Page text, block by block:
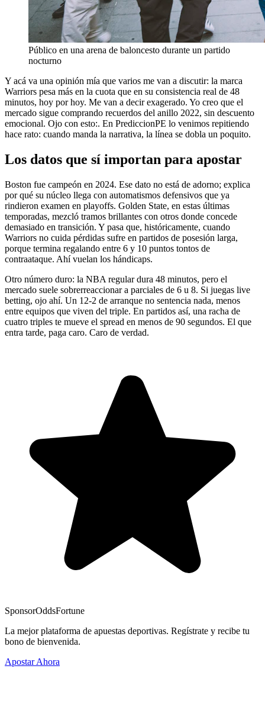
Público en una arena de baloncesto durante un partido
nocturno
Y acá va una opinión mía que varios me van a discutir: la marca
Warriors pesa más en la cuota que en su consistencia real de 48
minutos, hoy por hoy. Me van a decir exagerado. Yo creo que el
mercado sigue comprando recuerdos del anillo 2022, sin descuento
emocional. Ojo con esto:. En PrediccionPE lo venimos repitiendo
hace rato: cuando manda la narrativa, la línea se dobla un poquito.
Los datos que sí importan para apostar
Boston fue campeón en 2024. Ese dato no está de adorno; explica
por qué su núcleo llega con automatismos defensivos que ya
rindieron examen en playoffs. Golden State, en estas últimas
temporadas, mezcló tramos brillantes con otros donde concede
demasiado en transición. Y pasa que, históricamente, cuando
Warriors no cuida pérdidas sufre en partidos de posesión larga,
porque termina regalando entre 6 y 10 puntos tontos de
contraataque. Ahí vuelan los hándicaps.
Otro número duro: la NBA regular dura 48 minutos, pero el
mercado suele sobrerreaccionar a parciales de 6 u 8. Si juegas live
betting, ojo ahí. Un 12-2 de arranque no sentencia nada, menos
entre equipos que viven del triple. En partidos así, una racha de
cuatro triples te mueve el spread en menos de 90 segundos. El que
entra tarde, paga caro. Caro de verdad.
SponsorOddsFortune
La mejor plataforma de apuestas deportivas. Regístrate y recibe tu
bono de bienvenida.
Apostar Ahora